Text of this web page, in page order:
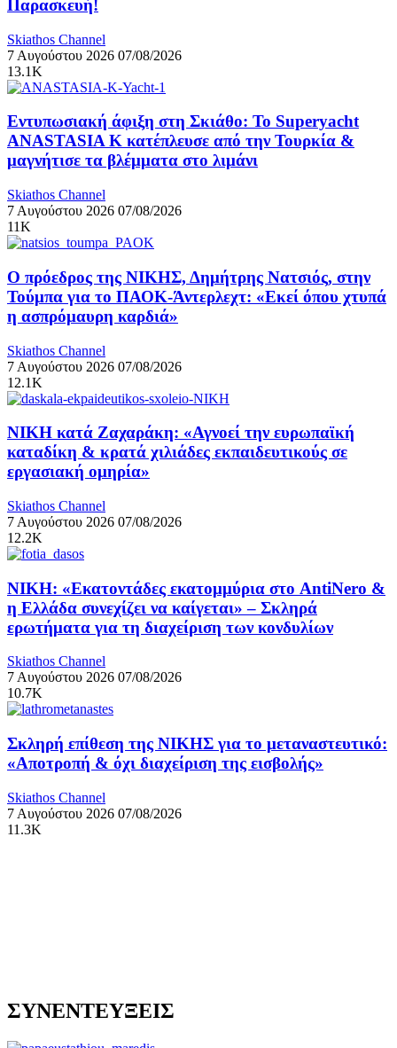
Παρασκευή!
Skiathos Channel
7 Αυγούστου 2026 07/08/2026
13.1K
Εντυπωσιακή άφιξη στη Σκιάθο: Το Superyacht
ANASTASIA K κατέπλευσε από την Τουρκία &
μαγνήτισε τα βλέμματα στο λιμάνι
Skiathos Channel
7 Αυγούστου 2026 07/08/2026
11K
Ο πρόεδρος της ΝΙΚΗΣ, Δημήτρης Νατσιός, στην
Τούμπα για το ΠΑΟΚ-Άντερλεχτ: «Εκεί όπου χτυπά
η ασπρόμαυρη καρδιά»
Skiathos Channel
7 Αυγούστου 2026 07/08/2026
12.1K
ΝΙΚΗ κατά Ζαχαράκη: «Αγνοεί την ευρωπαϊκή
καταδίκη & κρατά χιλιάδες εκπαιδευτικούς σε
εργασιακή ομηρία»
Skiathos Channel
7 Αυγούστου 2026 07/08/2026
12.2K
ΝΙΚΗ: «Εκατοντάδες εκατομμύρια στο AntiNero &
η Ελλάδα συνεχίζει να καίγεται» – Σκληρά
ερωτήματα για τη διαχείριση των κονδυλίων
Skiathos Channel
7 Αυγούστου 2026 07/08/2026
10.7K
Σκληρή επίθεση της ΝΙΚΗΣ για το μεταναστευτικό:
«Αποτροπή & όχι διαχείριση της εισβολής»
Skiathos Channel
7 Αυγούστου 2026 07/08/2026
11.3K
ΣΥΝΕΝΤΕΥΞΕΙΣ